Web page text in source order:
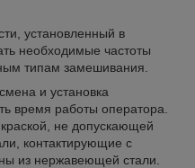
установленный в
необходимые частоты
типам замешивания.
и установка
время работы оператора.
не допускающей
контактирующие с
из нержавеющей стали.